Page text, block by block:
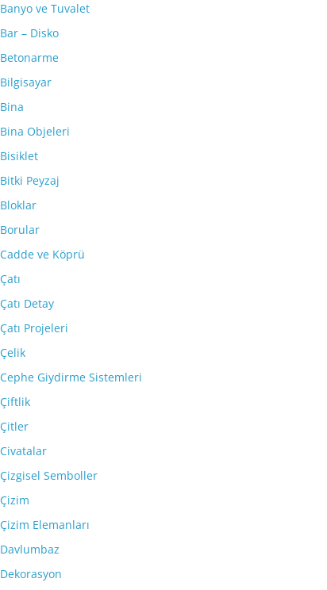
Banyo ve Tuvalet
Bar – Disko
Betonarme
Bilgisayar
Bina
Bina Objeleri
Bisiklet
Bitki Peyzaj
Bloklar
Borular
Cadde ve Köprü
Çatı
Çatı Detay
Çatı Projeleri
Çelik
Cephe Giydirme Sistemleri
Çiftlik
Çitler
Civatalar
Çizgisel Semboller
Çizim
Çizim Elemanları
Davlumbaz
Dekorasyon